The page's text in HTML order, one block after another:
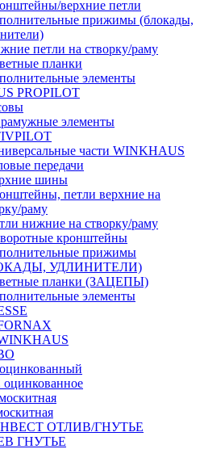
верхние петли
прижимы (блокады,
петли на створку/раму
планки
элементы
PROPILOT
элементы
части WINKHAUS
передачи
шины
петли верхние на
раму
нижние на створку/раму
кронштейны
прижимы
УДЛИНИТЕЛИ)
планки (ЗАЦЕПЫ)
элементы
ОТЛИВ/ГНУТЬЕ
ГНУТЬЕ